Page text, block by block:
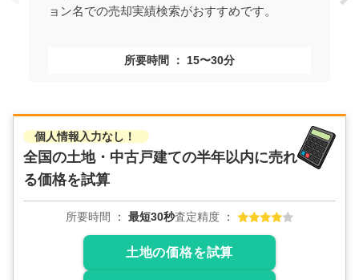
ョン名での売却実績検索がおすすめです。
所要時間 15〜30分
個人情報入力なし！
全国の土地・中古戸建ての半年以内に売れ
る価格を試算
所要時間 最短30秒査定精度
土地の価格を試算